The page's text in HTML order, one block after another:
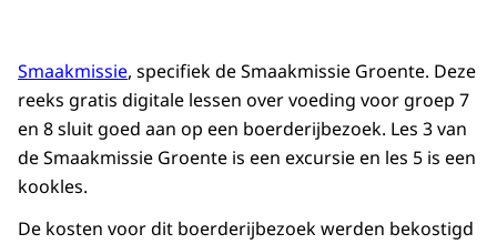
Smaakmissie, specifiek de Smaakmissie Groente. Deze
reeks gratis digitale lessen over voeding voor groep 7
en 8 sluit goed aan op een boerderijbezoek. Les 3 van
de Smaakmissie Groente is een excursie en les 5 is een
kookles.
De kosten voor dit boerderijbezoek werden bekostigd